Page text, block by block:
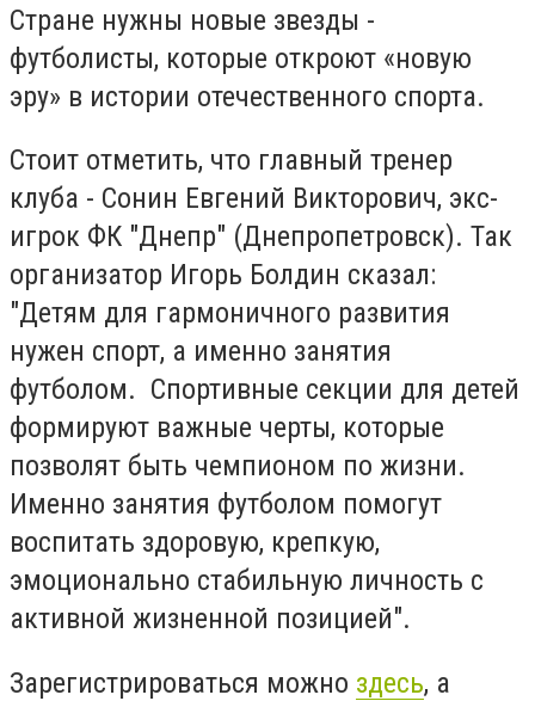
Стране нужны новые звезды -
футболисты, которые откроют «новую
эру» в истории отечественного спорта.
Стоит отметить, что главный тренер
клуба - Сонин Евгений Викторович, экс-
игрок ФК "Днепр" (Днепропетровск). Так
организатор Игорь Болдин сказал:
"Детям для гармоничного развития
нужен спорт, а именно занятия
футболом. Спортивные секции для детей
формируют важные черты, которые
позволят быть чемпионом по жизни.
Именно занятия футболом помогут
воспитать здоровую, крепкую,
эмоционально стабильную личность с
активной жизненной позицией".
Зарегистрироваться можно здесь, а